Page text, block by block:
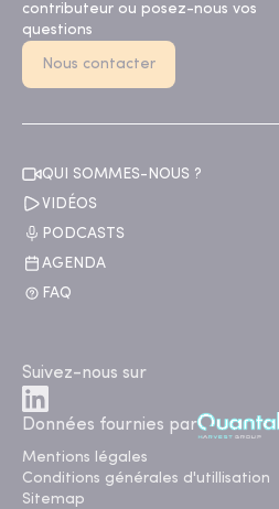
contributeur ou posez-nous vos
questions
Nous contacter
QUI SOMMES-NOUS ?
VIDÉOS
PODCASTS
AGENDA
FAQ
Suivez-nous sur
Données fournies par
Mentions légales
Conditions générales d'utillisation
Sitemap